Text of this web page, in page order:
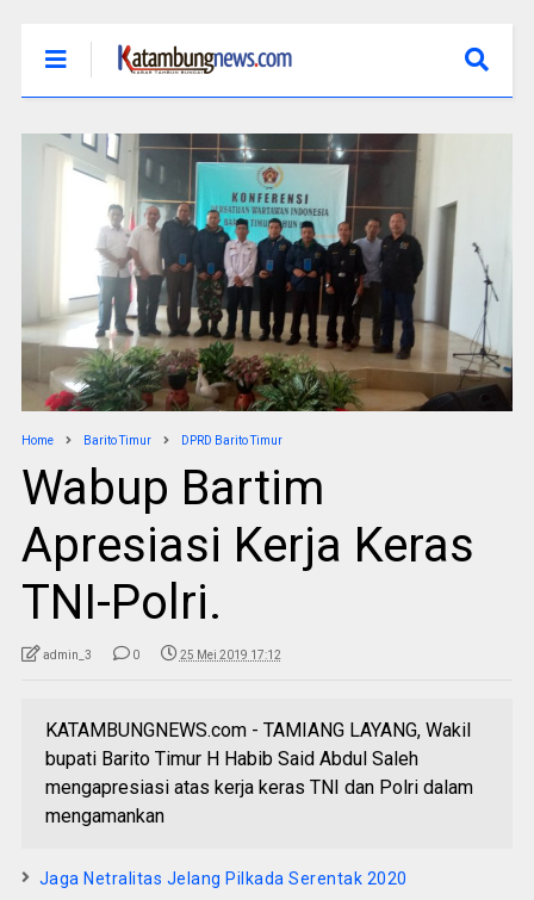
Home Barito Timur DPRD Barito Timur
Wabup Bartim
Apresiasi Kerja Keras
TNI-Polri.
admin_3 0 25 Mei 2019 17:12
KATAMBUNGNEWS.com - TAMIANG LAYANG, Wakil
bupati Barito Timur H Habib Said Abdul Saleh
mengapresiasi atas kerja keras TNI dan Polri dalam
mengamankan
Jaga Netralitas Jelang Pilkada Serentak 2020